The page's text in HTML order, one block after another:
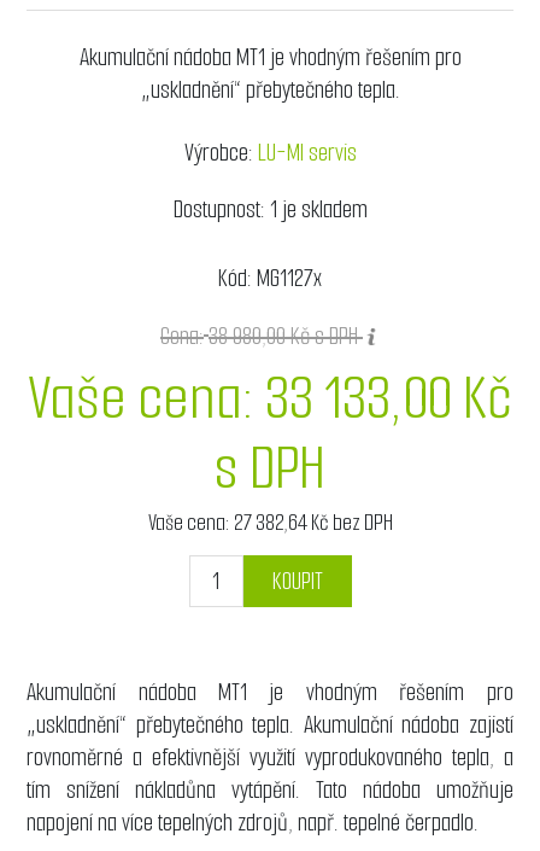
Akumulační nádoba MT1 je vhodným řešením pro
„uskladnění“ přebytečného tepla.
Výrobce:LU-MI servis
Dostupnost: 1 je skladem
Kód:MG1127x
Cena:38 980,00 Kč s DPH
Vaše cena: 33 133,00 Kč
s DPH
Vaše cena: 27 382,64 Kč bez DPH
KOUPIT
Akumulační nádoba MT1 je vhodným řešením pro
„uskladnění“ přebytečného tepla. Akumulační nádoba zajistí
rovnoměrné a efektivnější využití vyprodukovaného tepla, a
tím snížení nákladůna vytápění. Tato nádoba umožňuje
napojení na více tepelných zdrojů, např. tepelné čerpadlo.